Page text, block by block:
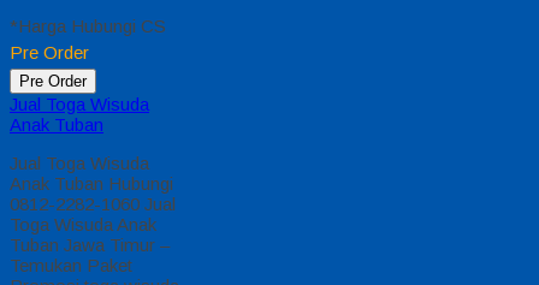
*Harga Hubungi CS
Pre Order
Pre Order
Jual Toga Wisuda
Anak Tuban
Jual Toga Wisuda
Anak Tuban Hubungi
0812-2282-1060 Jual
Toga Wisuda Anak
Tuban Jawa Timur –
Temukan Paket